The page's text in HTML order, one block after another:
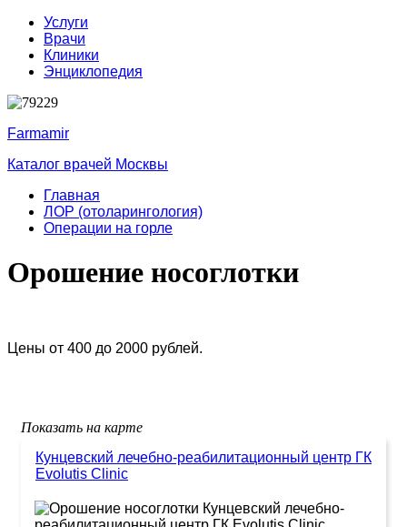
Услуги
Врачи
Клиники
Энциклопедия
Farmamir
Каталог врачей Москвы
Главная
ЛОР (отоларингология)
Операции на горле
Орошение носоглотки
Цены от 400 до 2000 рублей.
Показать на карте
Кунцевский лечебно-реабилитационный центр ГК
Evolutis Clinic